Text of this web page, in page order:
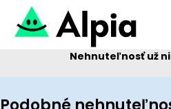
Nehnuteľnosť už